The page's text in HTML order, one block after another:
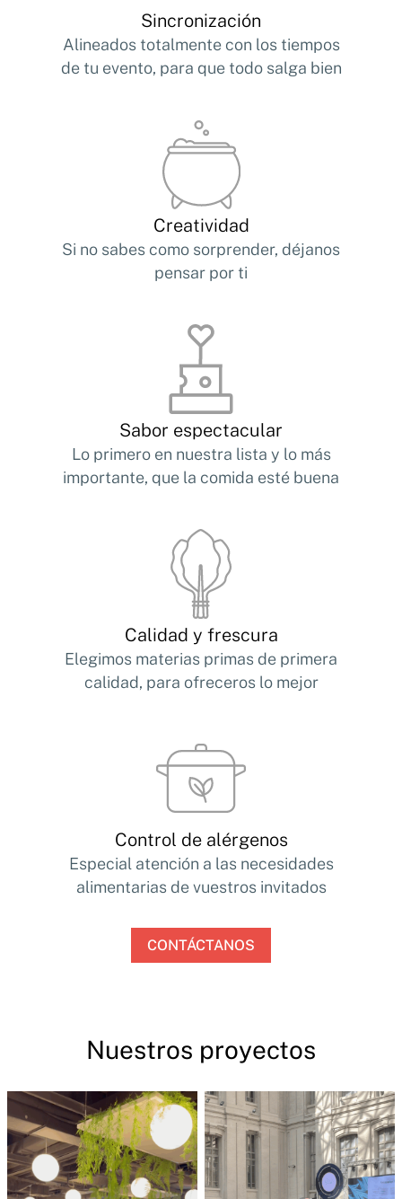
Sincronización
Alineados totalmente con los tiempos
de tu evento, para que todo salga bien
Creatividad
Si no sabes como sorprender, déjanos
pensar por ti
Sabor espectacular
Lo primero en nuestra lista y lo más
importante, que la comida esté buena
Calidad y frescura
Elegimos materias primas de primera
calidad, para ofreceros lo mejor
Control de alérgenos
Especial atención a las necesidades
alimentarias de vuestros invitados
CONTÁCTANOS
Nuestros proyectos